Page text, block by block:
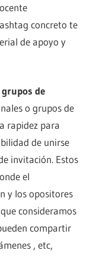
concreto te
de apoyo y
de
o grupos de
rapidez para
de unirse
invitación. Estos
el
y los opositores
consideramos
compartir
, etc,